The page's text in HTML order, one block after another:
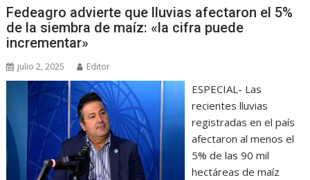
Fedeagro advierte que lluvias afectaron el 5%
de la siembra de maíz: «la cifra puede
incrementar»
julio 2, 2025 Editor
ESPECIAL- Las
recientes lluvias
registradas en el país
afectaron al menos el
5% de las 90 mil
hectáreas de maíz